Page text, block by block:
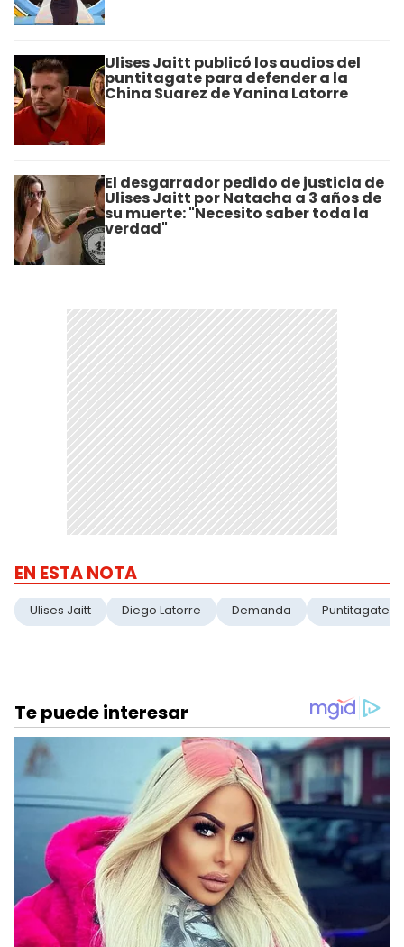
Ulises Jaitt publicó los audios del
puntitagate para defender a la
China Suarez de Yanina Latorre
El desgarrador pedido de justicia de
Ulises Jaitt por Natacha a 3 años de
su muerte: "Necesito saber toda la
verdad"
EN ESTA NOTA
Ulises Jaitt Diego Latorre Demanda Puntitagate